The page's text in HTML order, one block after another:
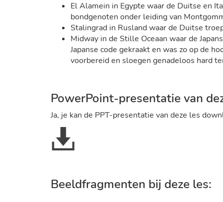
El Alamein in Egypte waar de Duitse en
bondgenoten onder leiding van
Stalingrad in Rusland waar de Duitse
Midway in de Stille Oceaan waar de
Japanse code gekraakt en was zo op de
voorbereid en sloegen genadeloos hard
PowerPoint-presentatie van
Ja, je kan de PPT-presentatie van deze les
Beeldfragmenten bij deze les: